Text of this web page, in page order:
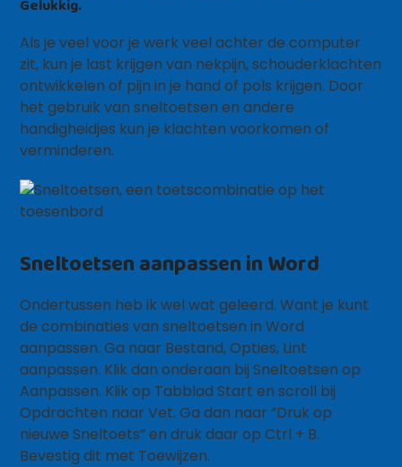
Gelukkig.
Als je veel voor je werk veel achter de computer
zit, kun je last krijgen van nekpijn, schouderklachten
ontwikkelen of pijn in je hand of pols krijgen. Door
het gebruik van sneltoetsen en andere
handigheidjes kun je klachten voorkomen of
verminderen.
Sneltoetsen aanpassen in Word
Ondertussen heb ik wel wat geleerd. Want je kunt
de combinaties van sneltoetsen in Word
aanpassen. Ga naar Bestand, Opties, Lint
aanpassen. Klik dan onderaan bij Sneltoetsen op
Aanpassen. Klik op Tabblad Start en scroll bij
Opdrachten naar Vet. Ga dan naar “Druk op
nieuwe Sneltoets” en druk daar op Ctrl + B.
Bevestig dit met Toewijzen.